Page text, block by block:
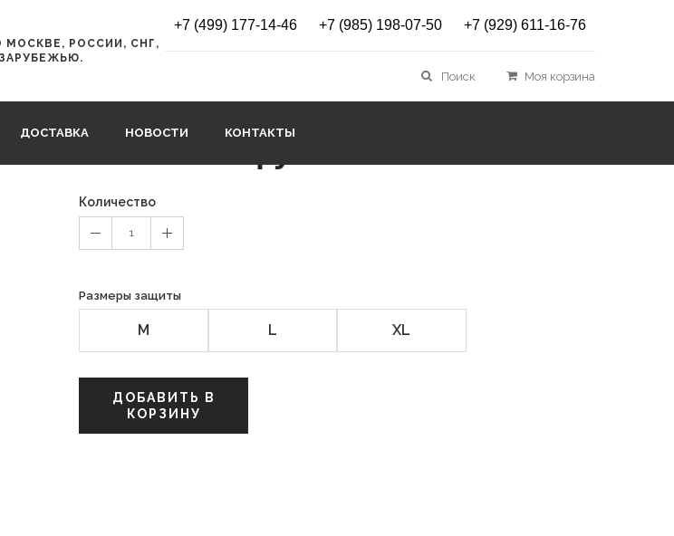
РОССИИ, СНГ,
+7 (499) 177-14-46 +7 (985) 198-07-50 +7 (929) 611-16-76
Поиск Моя корзина
ДОСТАВКА НОВОСТИ КОНТАКТЫ
Back Protector X-Active blue
45564kjgkg
9900 руб.
Количество
1
Размеры защиты
M L XL
ДОБАВИТЬ В
КОРЗИНУ